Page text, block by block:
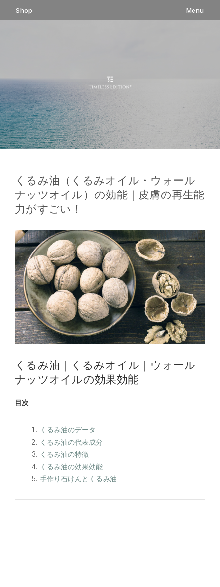
Shop Menu
ン
ス
キ
ッ
プ
くるみ油（くるみオイル・ウォール
ナッツオイル）の効能｜皮膚の再生能
力がすごい！
くるみ油｜くるみオイル｜ウォール
ナッツオイルの効果効能
目次
くるみ油のデータ
くるみ油の代表成分
くるみ油の特徴
くるみ油の効果効能
手作り石けんとくるみ油